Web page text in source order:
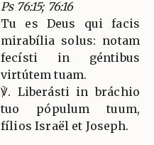
Ps 76:15; 76:16
Tu es Deus qui facis
mirabília solus: notam
fecísti in géntibus
virtútem tuam.
℣. Liberásti in bráchio
tuo pópulum tuum,
fílios Israël et Joseph.